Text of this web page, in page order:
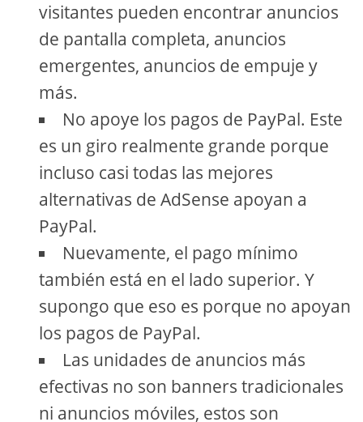
visitantes pueden encontrar anuncios
de pantalla completa, anuncios
emergentes, anuncios de empuje y
más.
No apoye los pagos de PayPal. Este
es un giro realmente grande porque
incluso casi todas las mejores
alternativas de AdSense apoyan a
PayPal.
Nuevamente, el pago mínimo
también está en el lado superior. Y
supongo que eso es porque no apoyan
los pagos de PayPal.
Las unidades de anuncios más
efectivas no son banners tradicionales
ni anuncios móviles, estos son